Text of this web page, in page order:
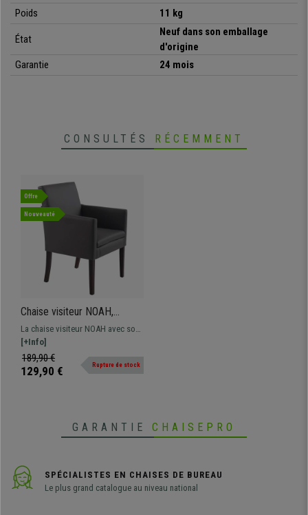
livrer jusque chez vous.
Design chic et élégant
Poids
11 kg
État
Neuf dans son emballage
d'origine
Garantie
24 mois
CONSULTÉS RÉCEMMENT
Offre
Nouveauté
Chaise visiteur NOAH,
Rembourrage Confortable,
Pieds en Bois Marron
Foncé, en Cuir Gris
La chaise visiteur NOAH avec son
rembourrage épais et son design
moderne pourra meubler aussi
bien une salle d’attente qu’un
[+Info]
189,90 €
129,90 € Rupture de stock
GARANTIE CHAISEPRO
SPÉCIALISTES EN CHAISES DE BUREAU
Le plus grand catalogue au niveau national